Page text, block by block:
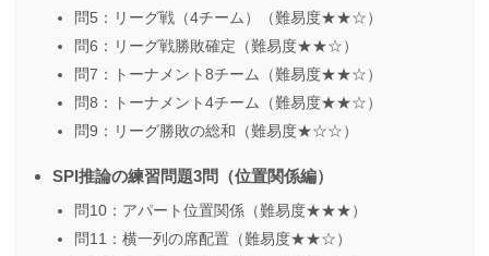
問5：リーグ戦（4チーム）（難易度★★☆）
問6：リーグ戦勝敗確定（難易度★★☆）
問7：トーナメント8チーム（難易度★★☆）
問8：トーナメント4チーム（難易度★★☆）
問9：リーグ勝敗の総和（難易度★☆☆）
SPI推論の練習問題3問（位置関係編）
問10：アパート位置関係（難易度★★★）
問11：横一列の席配置（難易度★★☆）